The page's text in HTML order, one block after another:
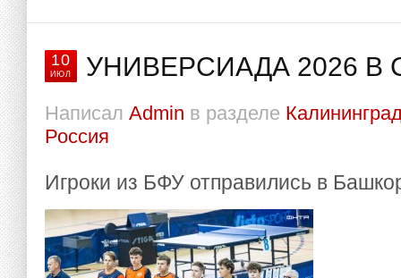
10
ИЮЛ УНИВЕРСИАДА 2026 В
Написал Admin в разделе
Россия
Игроки из БФУ отправились в